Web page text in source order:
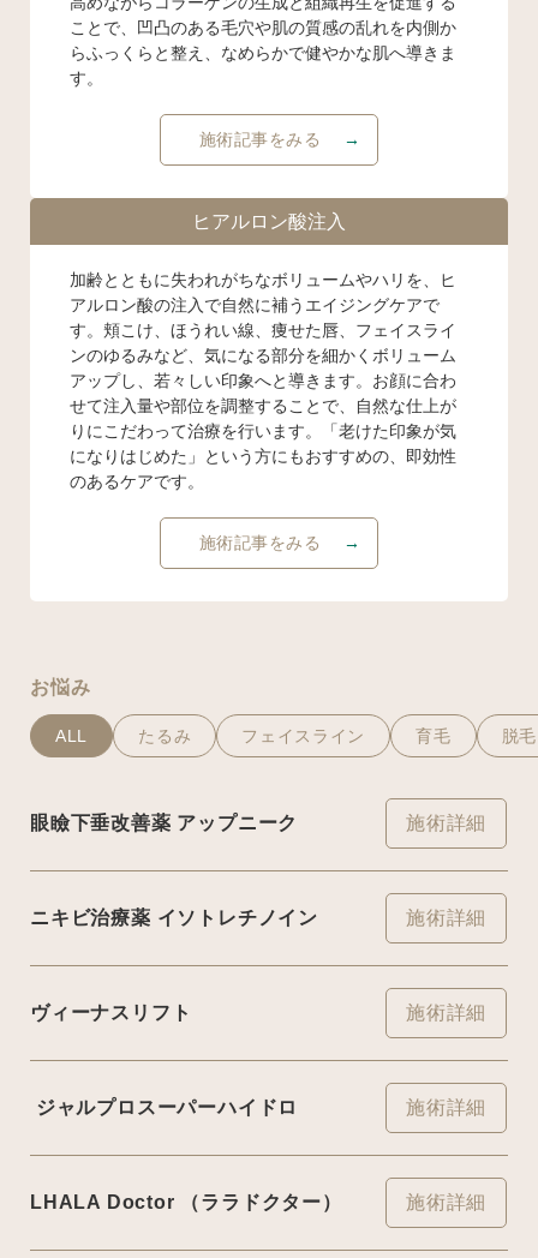
ことで、凹凸のある毛穴や肌の質感の乱れを内側か
らふっくらと整え、なめらかで健やかな肌へ導きま
す。
施術記事をみる
ヒアルロン酸注入
加齢とともに失われがちなボリュームやハリを、ヒ
アルロン酸の注入で自然に補うエイジングケアで
す。頬こけ、ほうれい線、痩せた唇、フェイスライ
ンのゆるみなど、気になる部分を細かくボリューム
アップし、若々しい印象へと導きます。お顔に合わ
せて注入量や部位を調整することで、自然な仕上が
りにこだわって治療を行います。「老けた印象が気
になりはじめた」という方にもおすすめの、即効性
のあるケアです。
施術記事をみる
お悩み
ALL たるみ フェイスライン 育毛 脱毛
眼瞼下垂改善薬 アップニーク 施術詳細
ニキビ治療薬 イソトレチノイン 施術詳細
ヴィーナスリフト 施術詳細
ジャルプロスーパーハイドロ 施術詳細
LHALA Doctor （ララドクター） 施術詳細